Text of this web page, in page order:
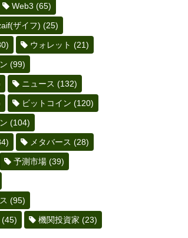
Web3 (65)
ザイフ) (25)
ウォレット (21)
(99)
ニュース (132)
ビットコイン (120)
(104)
メタバース (28)
予測市場 (39)
(95)
(45) 機関投資家 (23)